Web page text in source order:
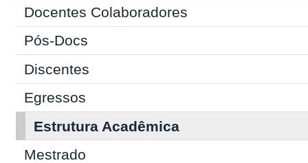
Docentes Colaboradores
Pós-Docs
Discentes
Egressos
Estrutura Acadêmica
Mestrado